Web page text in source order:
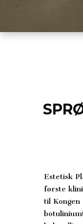
Estetisk
første
til